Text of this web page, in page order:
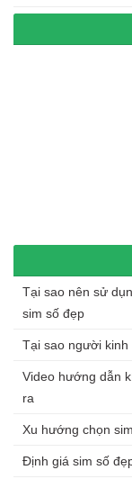
Tại sao nên sử
sim số đẹp
Tại sao người
Video hướng dẫn
ra
Xu hướng chọn
Định giá sim số